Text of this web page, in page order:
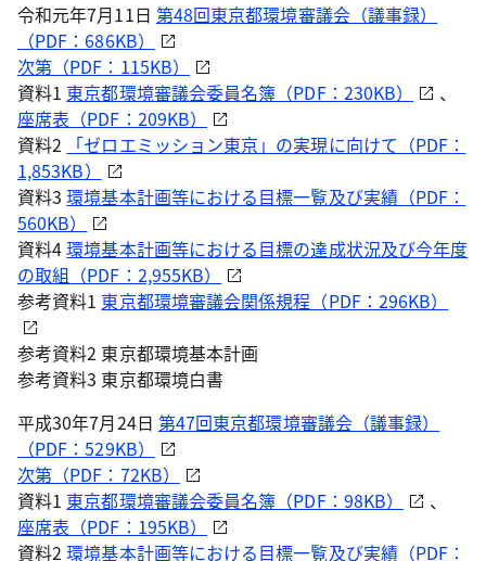
令和元年7月11日 第48回東京都環境審議会（議事録）
（PDF：686KB）
次第（PDF：115KB）
資料1 東京都環境審議会委員名簿（PDF：230KB）
、
座席表（PDF：209KB）
資料2
「ゼロエミッション東京」の実現に向けて（PDF：
1,853KB）
資料3環境基本計画等における目標一覧及び実績（PDF：
560KB）
資料4環境基本計画等における目標の達成状況及び今年度
の取組（PDF：2,955KB）
参考資料1 東京都環境審議会関係規程（PDF：296KB）
参考資料2 東京都環境基本計画
参考資料3 東京都環境白書
平成30年7月24日 第47回東京都環境審議会（議事録）
（PDF：529KB）
次第（PDF：72KB）
資料1 東京都環境審議会委員名簿（PDF：98KB）
、
座席表（PDF：195KB）
資料2環境基本計画等における目標一覧及び実績（PDF：